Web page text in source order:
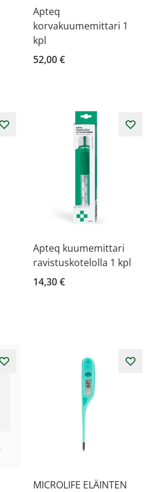
Apteq
korvakuumemittari 1
kpl
52,00 €
Apteq kuumemittari
ravistuskotelolla 1 kpl
14,30 €
MICROLIFE ELÄINTEN